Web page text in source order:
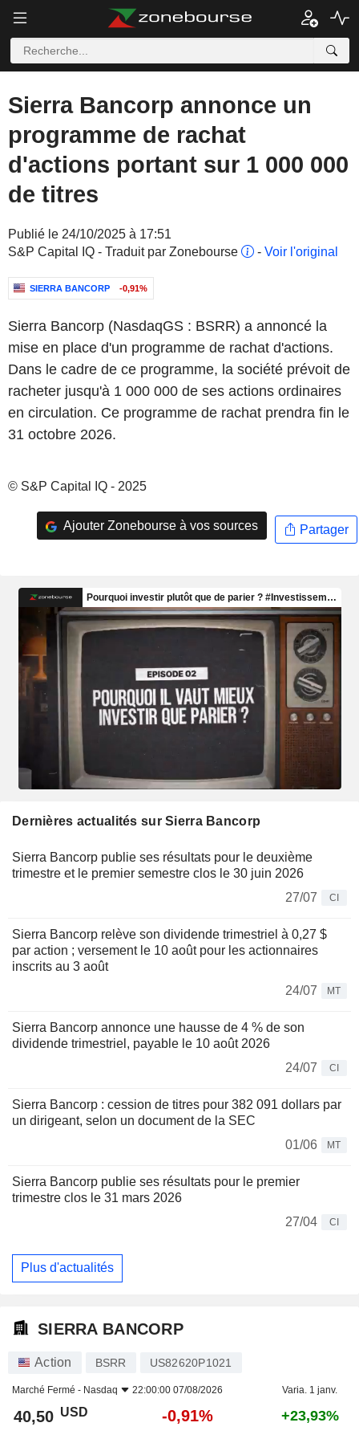
Sierra Bancorp annonce un
programme de rachat
d'actions portant sur 1 000 000
de titres
Publié le 24/10/2025 à 17:51
S&P Capital IQ - Traduit par Zonebourse
- Voir l'original
SIERRA BANCORP -0,91%
Sierra Bancorp (NasdaqGS : BSRR) a annoncé la
mise en place d'un programme de rachat d'actions.
Dans le cadre de ce programme, la société prévoit de
racheter jusqu'à 1 000 000 de ses actions ordinaires
en circulation. Ce programme de rachat prendra fin le
31 octobre 2026.
© S&P Capital IQ - 2025
Ajouter Zonebourse à vos sources Partager
Dernières actualités sur Sierra Bancorp
Sierra Bancorp publie ses résultats pour le deuxième
trimestre et le premier semestre clos le 30 juin 2026
27/07
CI
Sierra Bancorp relève son dividende trimestriel à 0,27 $
par action ; versement le 10 août pour les actionnaires
inscrits au 3 août
24/07
MT
Sierra Bancorp annonce une hausse de 4 % de son
dividende trimestriel, payable le 10 août 2026
24/07
CI
Sierra Bancorp : cession de titres pour 382 091 dollars par
un dirigeant, selon un document de la SEC
01/06
MT
Sierra Bancorp publie ses résultats pour le premier
trimestre clos le 31 mars 2026
27/04
CI
Plus d'actualités
SIERRA BANCORP
Action BSRR US82620P1021
Marché Fermé - Nasdaq 22:00:00 07/08/2026 Varia. 1 janv.
40,50 USD -0,91% +23,93%